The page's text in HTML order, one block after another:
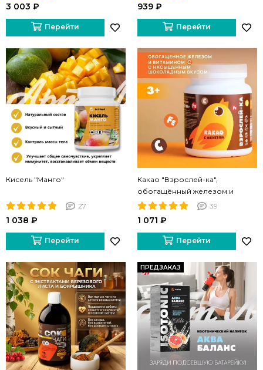
3 003 ₽
Перейти
939 ₽
Перейти
Кисель "Манго"
27
1 038 ₽
Перейти
Какао "Взрослей-ка",
обогащённый железом и
витамином С
39
1 071 ₽
Перейти
ПРЕДЗАКАЗ